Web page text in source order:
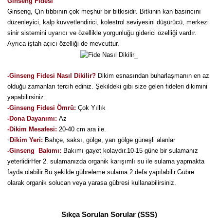
Ginseng, Çin tıbbının çok meşhur bir bitkisidir. Bitkinin kan basıncını
düzenleyici, kalp kuvvetlendirici, kolestrol seviyesini düşürücü, merkezi
sinir sistemini uyarıcı ve özellikle yorgunluğu giderici özelliği vardır.
Ayrıca iştah açıcı özelliği de mevcuttur.
-Ginseng Fidesi Nasıl Dikilir? Dikim esnasından buharlaşmanın en az
olduğu zamanları tercih ediniz. Şekildeki gibi size gelen fideleri dikimini
yapabilirsiniz.
-Ginseng Fidesi Ömrü: Çok Yıllık
-Dona Dayanımı: Az
-Dikim Mesafesi: 20-40 cm ara ile.
-Dikim Yeri: Bahçe, saksı, gölge, yarı gölge güneşli alanlar
-Ginseng Bakımı: Bakımı gayet kolaydır.10-15 güne bir sulamanız
yeterlidirHer 2. sulamanızda organik karışımlı su ile sulama yapmakta
fayda olabilir.Bu şekilde gübreleme sulama 2 defa yapılabilir.Gübre
olarak organik solucan veya yarasa gübresi kullanabilirsiniz.
Sıkça Sorulan Sorular (SSS)
Goji Berry Fidanı
Hünnap Fidanı
Kapari Gebre Otu Fidanı
Kayısı Fidanı
Keçiboynuzu Fidanı
Kestane Fidanı
Kiraz Fidanı